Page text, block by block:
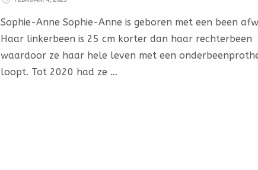
Sophie-Anne Sophie-Anne is geboren met een been
Haar linkerbeen is 25 cm korter dan haar rechterbeen
waardoor ze haar hele leven met een
loopt. Tot 2020 had ze …